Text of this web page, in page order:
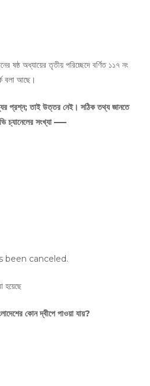
ষষ্ঠ অধ্যায়ের তৃতীয় পরিচ্ছেদে বর্ণিত ১১৭ নং
বলা আছে।
প্রশ্ন; তাই উত্তর নেই। সঠিক তথ্য জানতে
চ্যানেলের সংখ্যা —–
been canceled.
হয়েছে
কোন দ্বীপে পাওয়া যায়?